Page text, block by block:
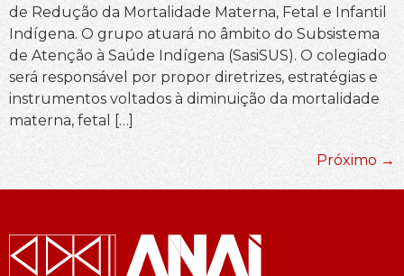
de Redução da Mortalidade Materna, Fetal e Infantil
Indígena. O grupo atuará no âmbito do Subsistema
de Atenção à Saúde Indígena (SasiSUS). O colegiado
será responsável por propor diretrizes, estratégias e
instrumentos voltados à diminuição da mortalidade
materna, fetal […]
Próximo →